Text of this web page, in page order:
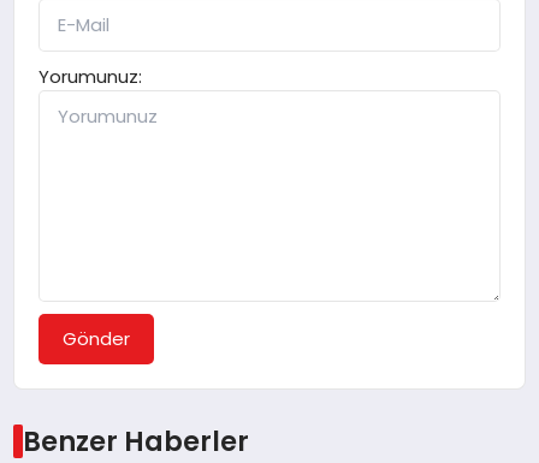
Yorumunuz:
Gönder
Benzer Haberler